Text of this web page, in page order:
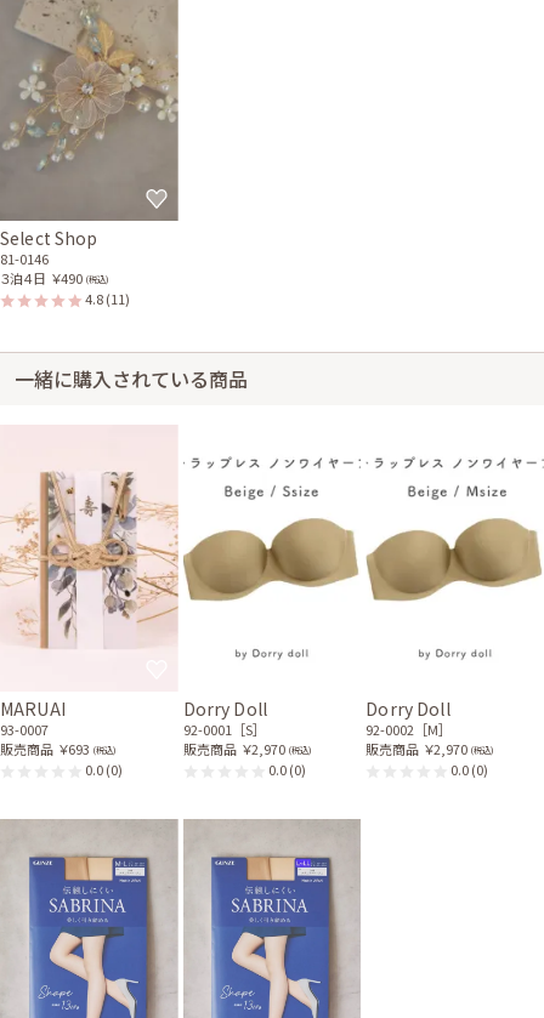
Select Shop
81-0146
３泊４日 ￥490 (税込)
4.8(11)
一緒に購入されている商品
MARUAI
93-0007
販売商品 ￥693 (税込)
0.0(0)
Dorry Doll
92-0001［S］
販売商品 ￥2,970 (税込)
0.0(0)
Dorry Doll
92-0002［M］
販売商品 ￥2,970 (税込)
0.0(0)